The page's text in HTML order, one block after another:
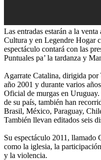
Las entradas estarán a la
Cultura y en Legendre Hogar
espectáculo contará con las
Puntuales pa’ la tardanza y
Agarrate Catalina, dirigida por
año 2001 y durante varios
Oficial de murgas en
de su país, también han
Brasil, México, Paraguay,
También llevan editados seis
Su espectáculo 2011, llamado
como la iglesia, la
y la violencia.